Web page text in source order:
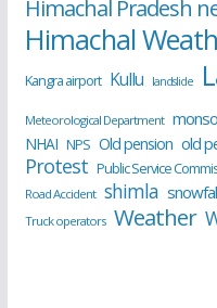
Himachal Pradesh
Himachal
Kangra airport Kullu landslide
Meteorological Department
NHAI NPS Old pension old
Protest Public Service
Road Accident shimla
Truck operators Weather